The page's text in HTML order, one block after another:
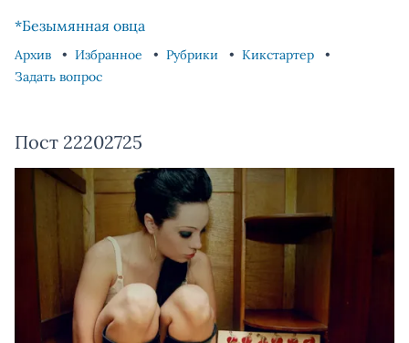
*Безымянная овца
Архив Избранное Рубрики
Кикстартер
Задать вопрос
Пост 22202725